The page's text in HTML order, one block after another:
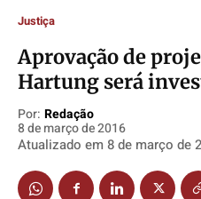
Política
TV Século
Educação
Política
TV Século
Educação
Política
TV Século
Educação
Política
TV Século
Educação
Justiça
Aprovação de
Hartung será
Por: Redação
8 de março de 2016
Atualizado em 8 de março de